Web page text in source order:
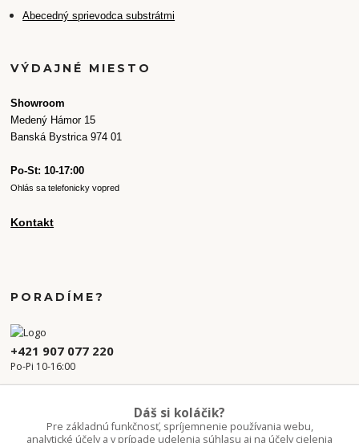
Abecedný sprievodca substrátmi
VÝDAJNÉ MIESTO
Showroom
Medený Hámor 15
Banská Bystrica 974 01
Po-St: 10-17:00
Ohlás sa telefonicky vopred
Kontakt
PORADÍME?
+421 907 077 220
Po-Pi 10-16:00
Dáš si koláčik?
Pre základnú funkčnosť, spríjemnenie používania webu,
analytické účely a v prípade udelenia súhlasu aj na účely cielenia